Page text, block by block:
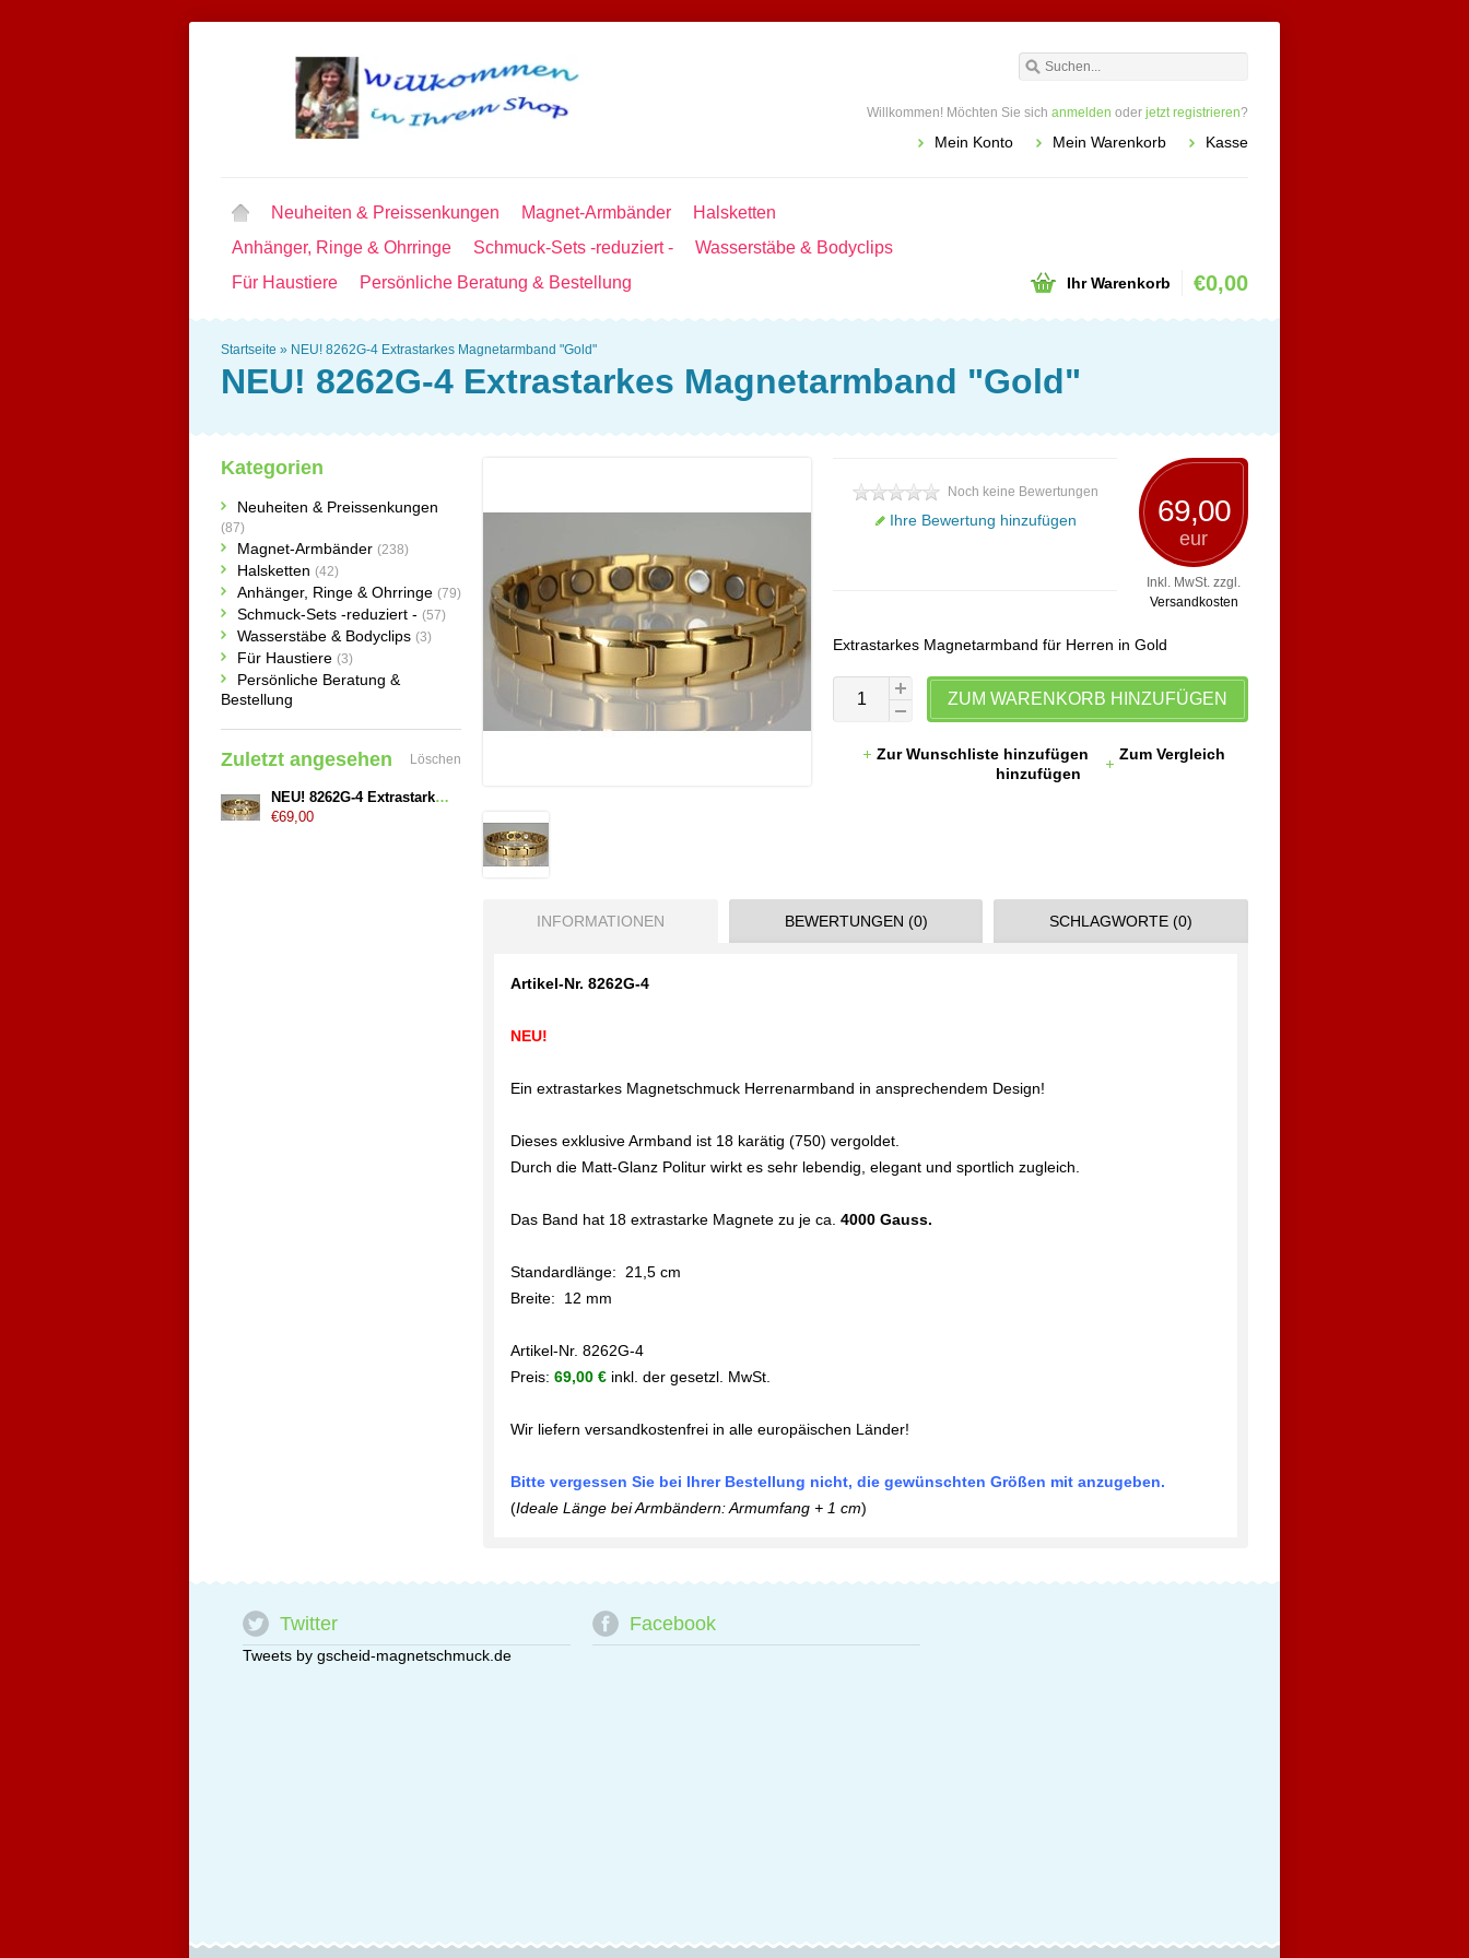
Willkommen! Möchten Sie sich anmelden oder jetzt registrieren?
Mein Konto Mein Warenkorb Kasse
Neuheiten & Preissenkungen Magnet-Armbänder
Halsketten
Anhänger, Ringe & Ohrringe
Schmuck-Sets -reduziert -
Wasserstäbe & Bodyclips
Für Haustiere
Persönliche Beratung & Bestellung Ihr Warenkorb €0,00
Startseite » NEU! 8262G-4 Extrastarkes Magnetarmband "Gold"
NEU! 8262G-4 Extrastarkes Magnetarmband "Gold"
69,00
eur
Inkl. MwSt. zzgl.
Versandkosten
Noch keine Bewertungen
Ihre Bewertung hinzufügen
Extrastarkes Magnetarmband für Herren in Gold
ZUM WARENKORB HINZUFÜGEN
Zur Wunschliste hinzufügen
Zum Vergleich
hinzufügen
INFORMATIONEN BEWERTUNGEN (0) SCHLAGWORTE (0)
Artikel-Nr. 8262G-4
NEU!
Ein extrastarkes Magnetschmuck Herrenarmband in ansprechendem Design!
Dieses exklusive Armband ist 18 karätig (750) vergoldet.
Durch die Matt-Glanz Politur wirkt es sehr lebendig, elegant und sportlich zugleich.
Das Band hat 18 extrastarke Magnete zu je ca. 4000 Gauss.
Standardlänge: 21,5 cm
Breite: 12 mm
Artikel-Nr. 8262G-4
Preis: 69,00 € inkl. der gesetzl. MwSt.
Wir liefern versandkostenfrei in alle europäischen Länder!
Bitte vergessen Sie bei Ihrer Bestellung nicht, die gewünschten Größen mit anzugeben.
(Ideale Länge bei Armbändern: Armumfang + 1 cm)
Kategorien
Neuheiten & Preissenkungen
(87)
Magnet-Armbänder (238)
Halsketten (42)
Anhänger, Ringe & Ohrringe (79)
Schmuck-Sets -reduziert - (57)
Wasserstäbe & Bodyclips (3)
Für Haustiere (3)
Persönliche Beratung &
Bestellung
Zuletzt angesehen Löschen
NEU! 8262G-4 Extrastarkes Magnetarmband "Gold"
€69,00
Twitter
Tweets by gscheid-magnetschmuck.de
Facebook